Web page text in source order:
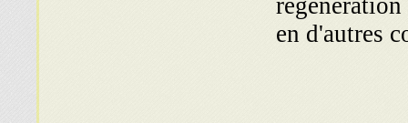
en d'autres